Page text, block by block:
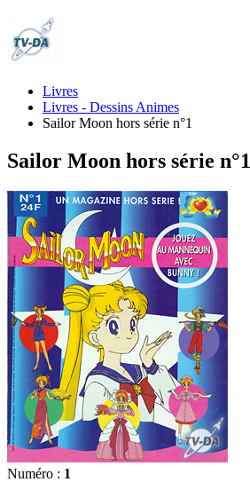
Livres
Livres - Dessins Animes
Sailor Moon hors série n°1
Sailor Moon hors série n°1
Numéro : 1